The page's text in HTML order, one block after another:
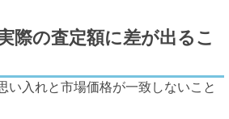
の査定額に差が出るこ
い入れと市場価格が一致しないこと